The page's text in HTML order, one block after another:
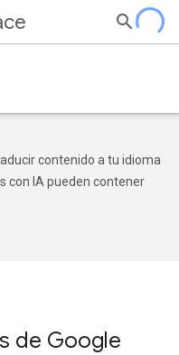
contenido a tu idioma
con IA pueden contener
de Google